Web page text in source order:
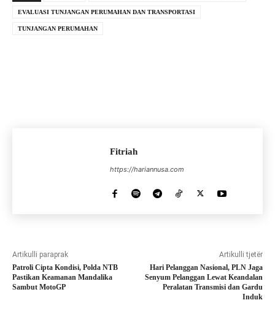
EVALUASI TUNJANGAN PERUMAHAN DAN TRANSPORTASI
TUNJANGAN PERUMAHAN
Fitriah
https://hariannusa.com
Artikulli paraprak
Patroli Cipta Kondisi, Polda NTB
Pastikan Keamanan Mandalika
Sambut MotoGP
Artikulli tjetër
Hari Pelanggan Nasional, PLN Jaga
Senyum Pelanggan Lewat Keandalan
Peralatan Transmisi dan Gardu
Induk